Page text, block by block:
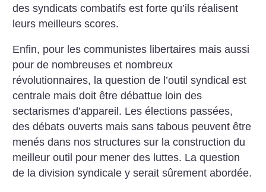
des syndicats combatifs est forte qu’ils réalisent
leurs meilleurs scores.
Enfin, pour les communistes libertaires mais aussi
pour de nombreuses et nombreux
révolutionnaires, la question de l’outil syndical est
centrale mais doit être débattue loin des
sectarismes d’appareil. Les élections passées,
des débats ouverts mais sans tabous peuvent être
menés dans nos structures sur la construction du
meilleur outil pour mener des luttes. La question
de la division syndicale y serait sûrement abordée.